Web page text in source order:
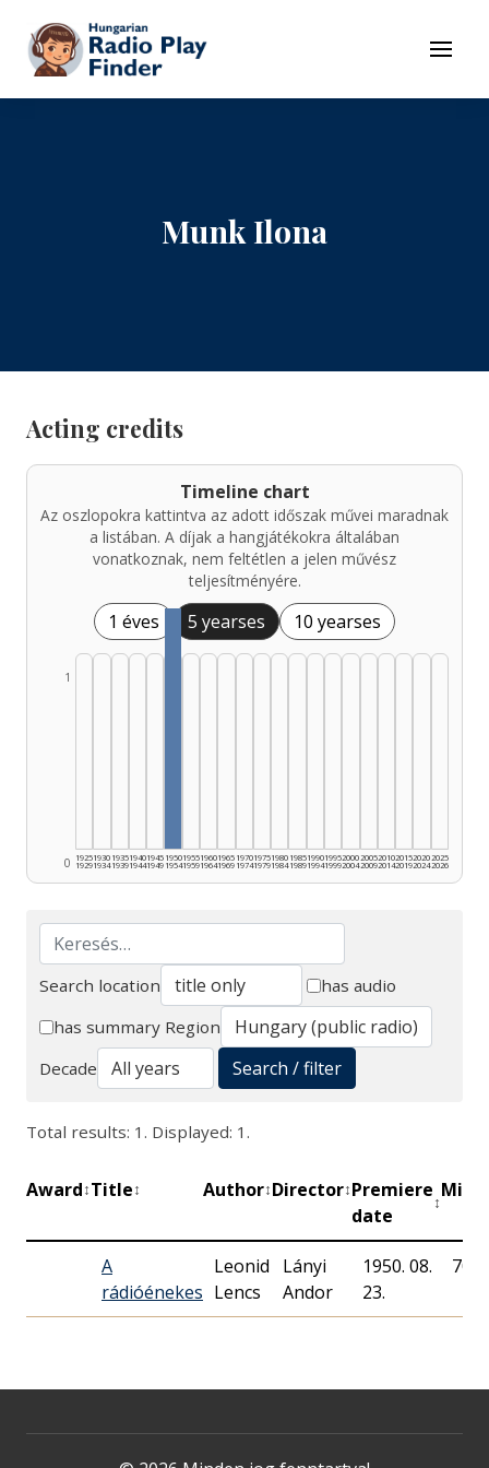
To contents
Menu
Munk Ilona
Acting credits
Timeline chart
Az oszlopokra kattintva az adott időszak művei maradnak
a listában. A díjak a hangjátékokra általában
vonatkoznak, nem feltétlen a jelen művész
teljesítményére.
1 éves 5 yearses 10 yearses
0
1
1925
1929
1930
1934
1935
1939
1940
1944
1945
1949
1950
1954
1955
1959
1960
1964
1965
1969
1970
1974
1975
1979
1980
1984
1985
1989
1990
1994
1995
1999
2000
2004
2005
2009
2010
2014
2015
2019
2020
2024
2025
2026
Search
Search location
has audio
has summary Region
Decade
Search / filter
Total results: 1. Displayed: 1.
Award↕Title↕ Author↕Director↕Premiere
date
↕
A
rádióénekes
Leonid
Lencs
Lányi
Andor
1950. 08.
23.
70